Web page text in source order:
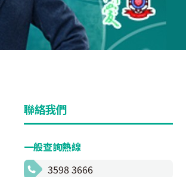
聯絡我們
一般查詢熱線
3598 3666